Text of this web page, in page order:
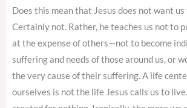
Does this mean that Jesus does not want
Certainly not. Rather, he teaches us not to
at the expense of others—not to become
suffering and needs of those around us, or
the very cause of their suffering. A life
ourselves is not the life Jesus calls us to